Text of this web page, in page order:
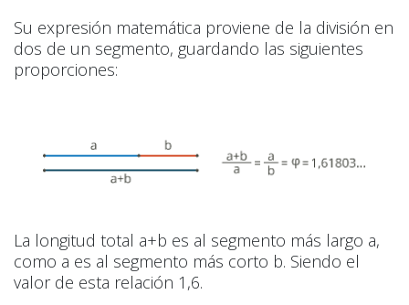
Su expresión matemática proviene de la división en
dos de un segmento, guardando las siguientes
proporciones:
La longitud total a+b es al segmento más largo a,
como a es al segmento más corto b. Siendo el
valor de esta relación 1,6.